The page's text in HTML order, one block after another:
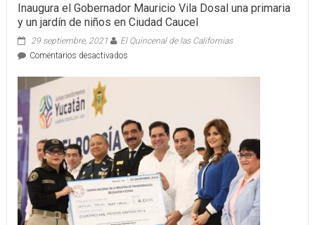
Inaugura el Gobernador Mauricio Vila Dosal una primaria
y un jardín de niños en Ciudad Caucel
29 septiembre, 2021
El Quincenal de las Californias
Comentarios desactivadosen
el
Vila
Dosal
una
primaria
y
un
jardín
de
niños